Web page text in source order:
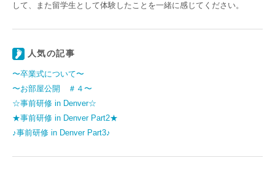
して、また留学生として体験したことを一緒に感じてください。
人気の記事
〜卒業式について〜
〜お部屋公開 ＃４〜
☆事前研修 in Denver☆
★事前研修 in Denver Part2★
♪事前研修 in Denver Part3♪